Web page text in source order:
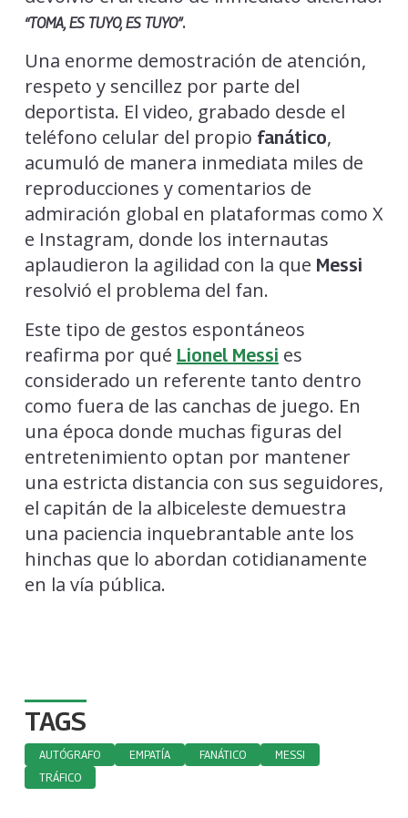
“TOMA, ES TUYO, ES TUYO”.
Una enorme demostración de atención,
respeto y sencillez por parte del
deportista. El video, grabado desde el
teléfono celular del propio fanático,
acumuló de manera inmediata miles de
reproducciones y comentarios de
admiración global en plataformas como X
e Instagram, donde los internautas
aplaudieron la agilidad con la que Messi
resolvió el problema del fan.
Este tipo de gestos espontáneos
reafirma por qué Lionel Messi es
considerado un referente tanto dentro
como fuera de las canchas de juego. En
una época donde muchas figuras del
entretenimiento optan por mantener
una estricta distancia con sus seguidores,
el capitán de la albiceleste demuestra
una paciencia inquebrantable ante los
hinchas que lo abordan cotidianamente
en la vía pública.
TAGS
AUTÓGRAFO EMPATÍA FANÁTICO
MESSI
TRÁFICO